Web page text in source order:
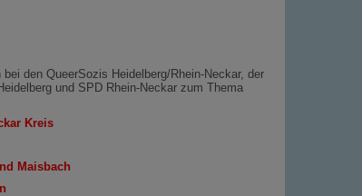
den QueerSozis Heidelberg/Rhein-Neckar, der
und SPD Rhein-Neckar zum Thema
Kreis
Maisbach